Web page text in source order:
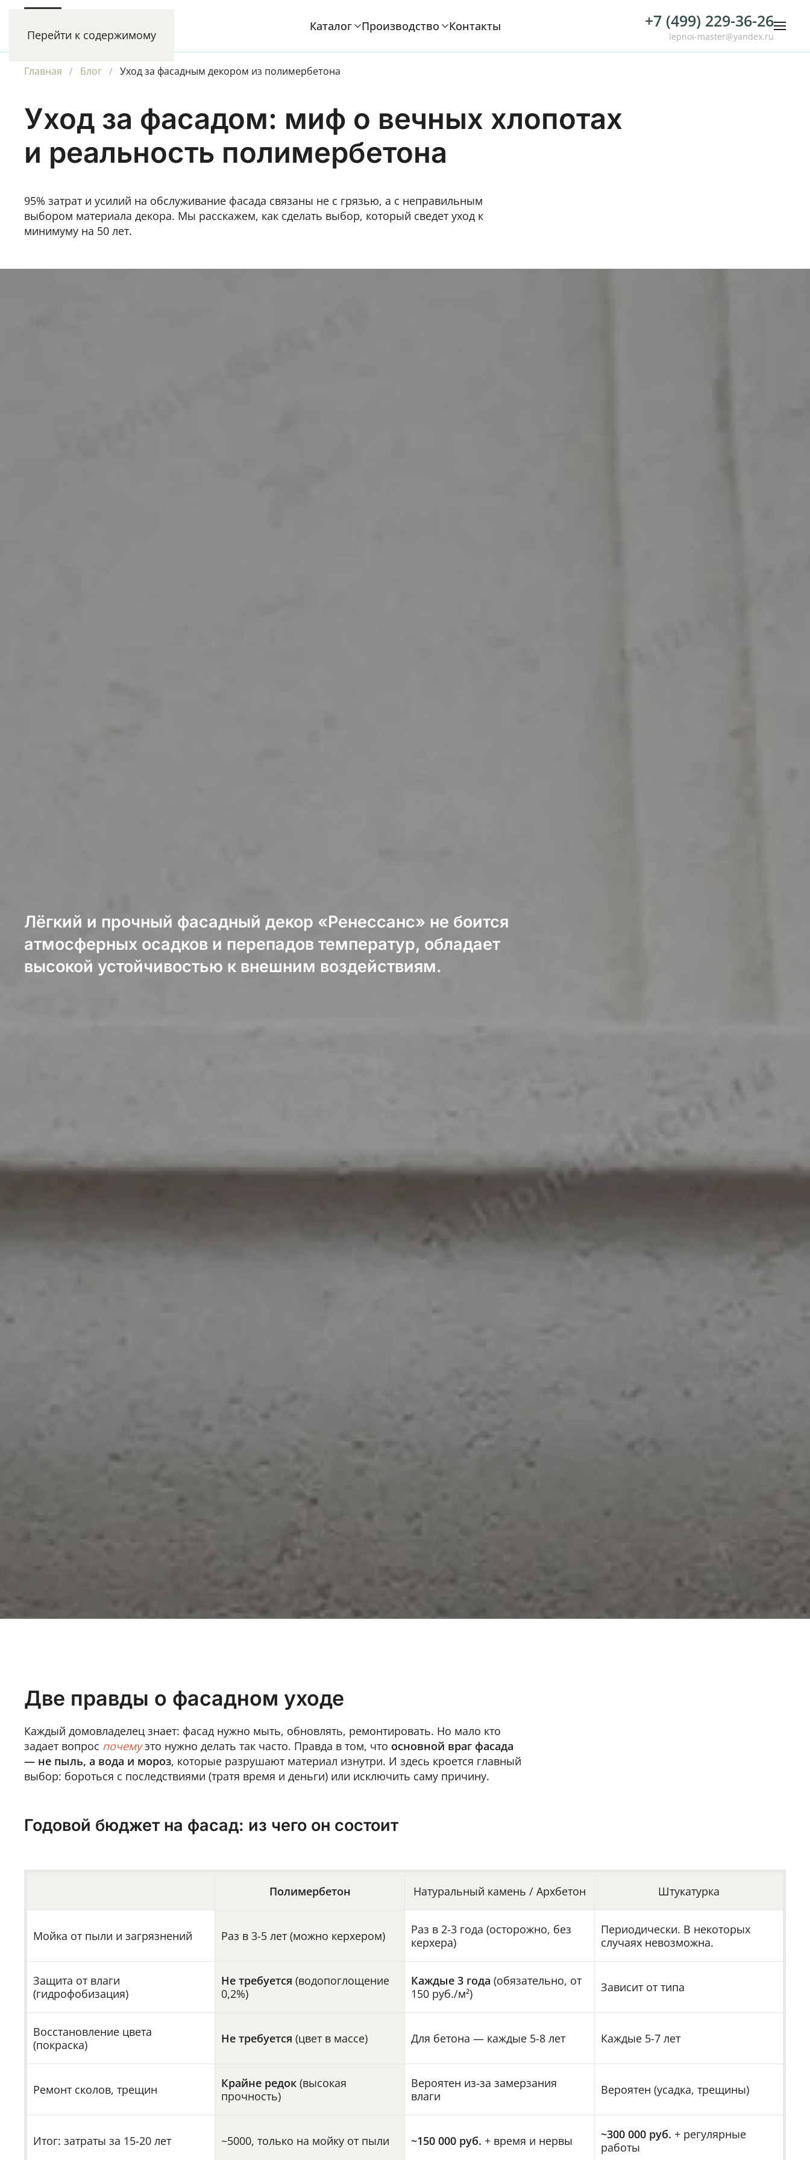
Перейти к содержимому
ФАСАДНЫЙ ПРЕМИУМ
Каталог Производство Контакты +7 (499) 229-36-26
lepnoi-master@yandex.ru
Главная Блог Уход за фасадным декором из полимербетона
Уход за фасадом: миф о вечных хлопотах
и реальность полимербетона
95% затрат и усилий на обслуживание фасада связаны не с грязью, а с неправильным
выбором материала декора. Мы расскажем, как сделать выбор, который сведет уход к
минимуму на 50 лет.
Лёгкий и прочный фасадный декор «Ренессанс» не боится
атмосферных осадков и перепадов температур, обладает
высокой устойчивостью к внешним воздействиям.
Две правды о фасадном уходе
Каждый домовладелец знает: фасад нужно мыть, обновлять, ремонтировать. Но мало кто
задает вопрос почемуэто нужно делать так часто. Правда в том, что основной враг фасада
— не пыль, а вода и мороз, которые разрушают материал изнутри. И здесь кроется главный
выбор: бороться с последствиями (тратя время и деньги) или исключить саму причину.
Годовой бюджет на фасад: из чего он состоит
Полимербетон Натуральный камень / Архбетон Штукатурка
Мойка от пыли и загрязнений Раз в 3-5 лет (можно керхером)
Раз в 2-3 года (осторожно, без
керхера)
Периодически. В некоторых
случаях невозможна.
Защита от влаги
(гидрофобизация)
Не требуется (водопоглощение
0,2%)
Каждые 3 года (обязательно, от
150 руб./м²)
Зависит от типа
Восстановление цвета
(покраска)
Не требуется (цвет в массе) Для бетона — каждые 5-8 лет Каждые 5-7 лет
Ремонт сколов, трещин Крайне редок (высокая
прочность)
Вероятен из-за замерзания
влаги
Вероятен (усадка, трещины)
Итог: затраты за 15-20 лет ~5000, только на мойку от пыли ~150 000 руб. + время и нервы ~300 000 руб. + регулярные
работы